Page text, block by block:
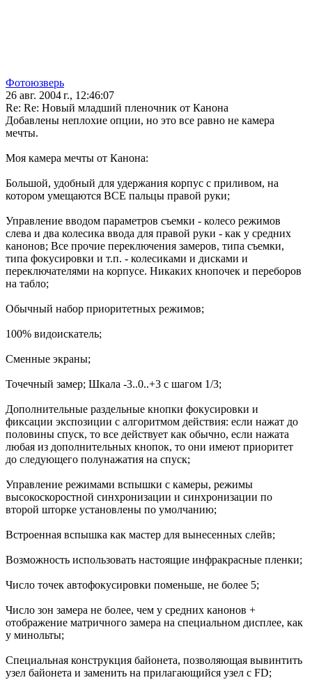
Фотоюзверь
26 авг. 2004 г., 12:46:07
Re: Re: Новый младший пленочник от Канона
Добавлены неплохие опции, но это все равно не камера
мечты.
Моя камера мечты от Канона:
Большой, удобный для удержания корпус с приливом, на
котором умещаются ВСЕ пальцы правой руки;
Управление вводом параметров съемки - колесо режимов
слева и два колесика ввода для правой руки - как у средних
канонов; Все прочие переключения замеров, типа съемки,
типа фокусировки и т.п. - колесиками и дисками и
переключателями на корпусе. Никаких кнопочек и переборов
на табло;
Обычный набор приоритетных режимов;
100% видоискатель;
Сменные экраны;
Точечный замер; Шкала -3..0..+3 с шагом 1/3;
Дополнительные раздельные кнопки фокусировки и
фиксации экспозиции с алгоритмом действия: если нажат до
половины спуск, то все действует как обычно, если нажата
любая из дополнительных кнопок, то они имеют приоритет
до следующего полунажатия на спуск;
Управление режимами вспышки с камеры, режимы
высокоскоростной синхронизации и синхронизации по
второй шторке установлены по умолчанию;
Встроенная вспышка как мастер для вынесенных слейв;
Возможность использовать настоящие инфракрасные пленки;
Число точек автофокусировки поменьше, не более 5;
Число зон замера не более, чем у средних канонов +
отображение матричного замера на специальном дисплее, как
у минольты;
Специальная конструкция байонета, позволяющая вывинтить
узел байонета и заменить на прилагающийся узел с FD;